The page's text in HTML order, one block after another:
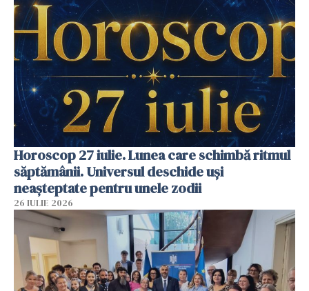
Horoscop 27 iulie. Lunea care schimbă ritmul
săptămânii. Universul deschide uși
neașteptate pentru unele zodii
26 IULIE 2026